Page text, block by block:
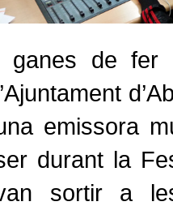
ganes de fer
emissora
durant la
sortir a